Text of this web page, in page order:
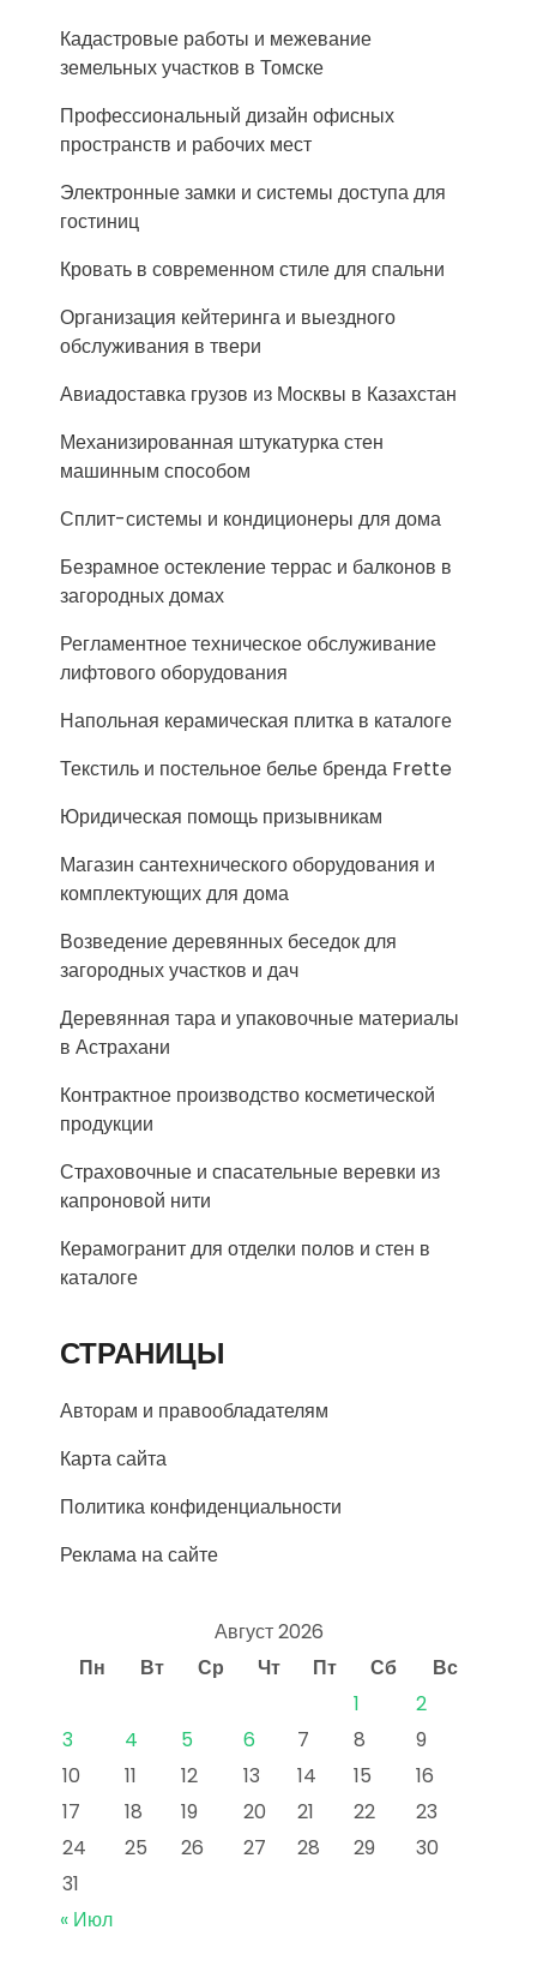
Кадастровые работы и межевание
земельных участков в Томске
Профессиональный дизайн офисных
пространств и рабочих мест
Электронные замки и системы доступа для
гостиниц
Кровать в современном стиле для спальни
Организация кейтеринга и выездного
обслуживания в твери
Авиадоставка грузов из Москвы в Казахстан
Механизированная штукатурка стен
машинным способом
Сплит-системы и кондиционеры для дома
Безрамное остекление террас и балконов в
загородных домах
Регламентное техническое обслуживание
лифтового оборудования
Напольная керамическая плитка в каталоге
Текстиль и постельное белье бренда Frette
Юридическая помощь призывникам
Магазин сантехнического оборудования и
комплектующих для дома
Возведение деревянных беседок для
загородных участков и дач
Деревянная тара и упаковочные материалы
в Астрахани
Контрактное производство косметической
продукции
Страховочные и спасательные веревки из
капроновой нити
Керамогранит для отделки полов и стен в
каталоге
СТРАНИЦЫ
Авторам и правообладателям
Карта сайта
Политика конфиденциальности
Реклама на сайте
Август 2026
Пн
Вт Ср Чт Пт Сб
Вс
1
2
3
4 5 6 7 8
9
10
11 12 13 14 15
16
17
18 19 20 21 22
23
24
25 26 27 28 29
30
31
« Июл